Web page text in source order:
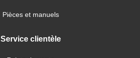
Pièces et manuels
Service clientèle